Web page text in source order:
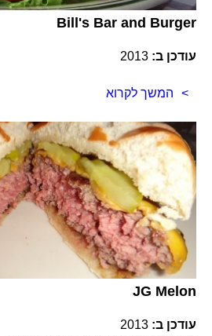
Bill's Bar and Burger
עודכן ב: 2013
המשך לקרוא
JG Melon
עודכן ב: 2013